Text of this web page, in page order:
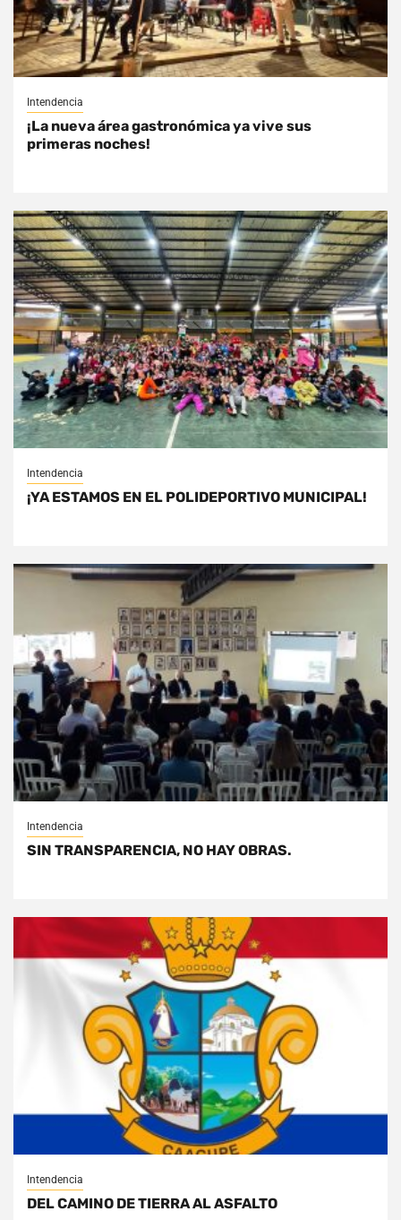
Intendencia
¡La nueva área gastronómica ya vive sus
primeras noches!
Intendencia
¡YA ESTAMOS EN EL POLIDEPORTIVO MUNICIPAL!
Intendencia
SIN TRANSPARENCIA, NO HAY OBRAS.
Intendencia
DEL CAMINO DE TIERRA AL ASFALTO